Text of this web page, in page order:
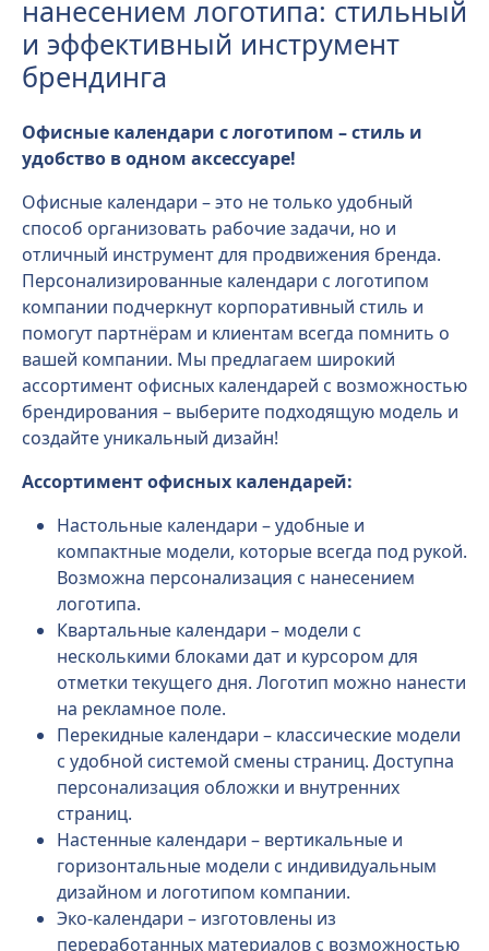
нанесением логотипа: стильный
и эффективный инструмент
брендинга
Офисные календари с логотипом – стиль и
удобство в одном аксессуаре!
Офисные календари – это не только удобный
способ организовать рабочие задачи, но и
отличный инструмент для продвижения бренда.
Персонализированные календари с логотипом
компании подчеркнут корпоративный стиль и
помогут партнёрам и клиентам всегда помнить о
вашей компании. Мы предлагаем широкий
ассортимент офисных календарей с возможностью
брендирования – выберите подходящую модель и
создайте уникальный дизайн!
Ассортимент офисных календарей:
Настольные календари – удобные и
компактные модели, которые всегда под рукой.
Возможна персонализация с нанесением
логотипа.
Квартальные календари – модели с
несколькими блоками дат и курсором для
отметки текущего дня. Логотип можно нанести
на рекламное поле.
Перекидные календари – классические модели
с удобной системой смены страниц. Доступна
персонализация обложки и внутренних
страниц.
Настенные календари – вертикальные и
горизонтальные модели с индивидуальным
дизайном и логотипом компании.
Эко-календари – изготовлены из
переработанных материалов с возможностью